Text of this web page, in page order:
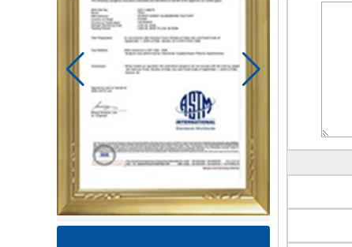
يوم الخياط في مصنع باور لينك لمنتجات الأطفال
استخدام ماكينة الخياطة وغيرها من الأدوات
لصنع سلع رائعة للأطفال.
يوم في ورشة عمل تجميع عربة الأطفال